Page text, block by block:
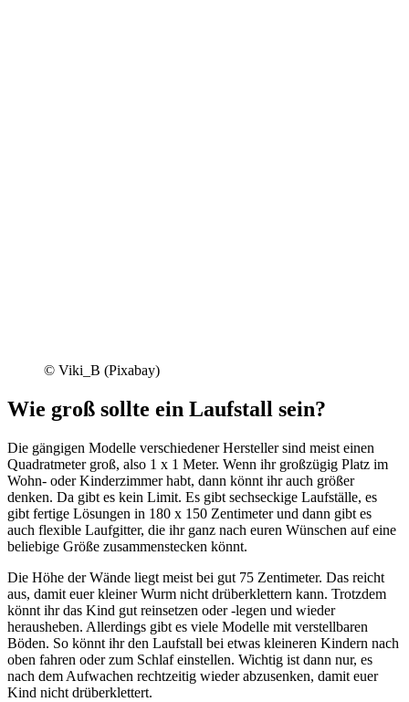
© Viki_B (Pixabay)
Wie groß sollte ein Laufstall sein?
Die gängigen Modelle verschiedener Hersteller sind meist einen
Quadratmeter groß, also 1 x 1 Meter. Wenn ihr großzügig Platz im
Wohn- oder Kinderzimmer habt, dann könnt ihr auch größer
denken. Da gibt es kein Limit. Es gibt sechseckige Laufställe, es
gibt fertige Lösungen in 180 x 150 Zentimeter und dann gibt es
auch flexible Laufgitter, die ihr ganz nach euren Wünschen auf eine
beliebige Größe zusammenstecken könnt.
Die Höhe der Wände liegt meist bei gut 75 Zentimeter. Das reicht
aus, damit euer kleiner Wurm nicht drüberklettern kann. Trotzdem
könnt ihr das Kind gut reinsetzen oder -legen und wieder
herausheben. Allerdings gibt es viele Modelle mit verstellbaren
Böden. So könnt ihr den Laufstall bei etwas kleineren Kindern nach
oben fahren oder zum Schlaf einstellen. Wichtig ist dann nur, es
nach dem Aufwachen rechtzeitig wieder abzusenken, damit euer
Kind nicht drüberklettert.